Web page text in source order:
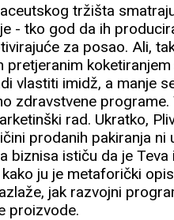
tržišta
- tko god da ih
za posao. Ali,
vlastiti imidž, a manje
zdravstvene
rad. Ukratko,
prodanih pakiranja
biznisa ističu da je
ju je metaforički
jak razvojni
proizvode.